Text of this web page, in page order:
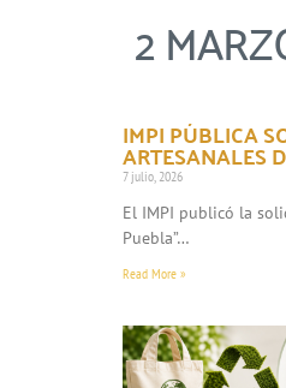
2
IMPI PÚBLICA
ARTESANALES
7 julio, 2026
El IMPI publicó la
Puebla”…
Read More »